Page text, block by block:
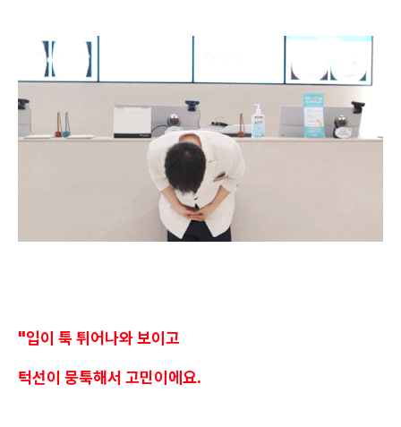
"입이 툭 튀어나와 보이고
턱선이 뭉툭해서 고민이에요.